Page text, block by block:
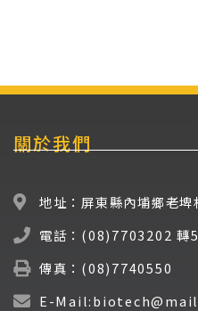
關於我們
地址：屏東縣內埔鄉老
電話：(08)7703202 轉
傳真：(08)7740550
E-